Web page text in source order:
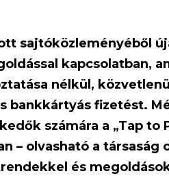
sajtóközleményéből
kapcsolatban,
nélkül,
bankkártyás fizetést.
számára a „Tap to
– olvasható a társaság
és